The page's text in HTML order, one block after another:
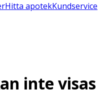
Hitta apotekKundservice
inte visas